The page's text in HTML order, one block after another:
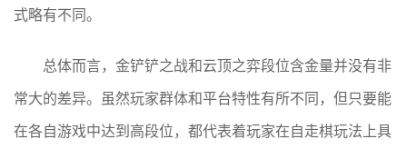
式略有不同。
总体而言，金铲铲之战和云顶之弈段位含金量并没有非
常大的差异。虽然玩家群体和平台特性有所不同，但只要能
在各自游戏中达到高段位，都代表着玩家在自走棋玩法上具